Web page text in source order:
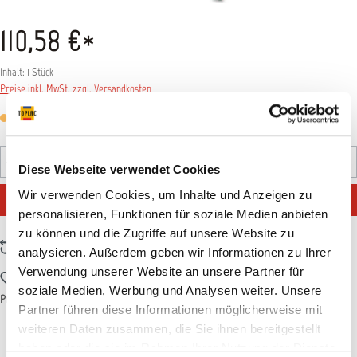
Diese Webseite verwendet Cookies
Wir verwenden Cookies, um Inhalte und Anzeigen zu
personalisieren, Funktionen für soziale Medien anbieten
zu können und die Zugriffe auf unsere Website zu
analysieren. Außerdem geben wir Informationen zu Ihrer
Verwendung unserer Website an unsere Partner für
soziale Medien, Werbung und Analysen weiter. Unsere
Partner führen diese Informationen möglicherweise mit
weiteren Daten zusammen, die Sie ihnen bereitgestellt
110,58 €*
Inhalt: 1 Stück
Preise inkl. MwSt. zzgl. Versandkosten
Versandfertig in 7 Tagen, Lieferzeit 5-7 Tage
Produkt Anzahl: Gib den gewünschten Wert ein oder
Stück
IN DEN WARENKORB
Zum Vergleich hinzufügen
Zum Merkzettel hinzufügen
Produktnummer:EMM7080